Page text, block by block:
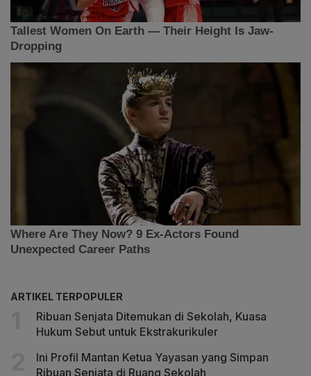
ARTIKEL TERPOPULER
Ribuan Senjata Ditemukan di Sekolah, Kuasa
Hukum Sebut untuk Ekstrakurikuler
Ini Profil Mantan Ketua Yayasan yang Simpan
Ribuan Senjata di Ruang Sekolah